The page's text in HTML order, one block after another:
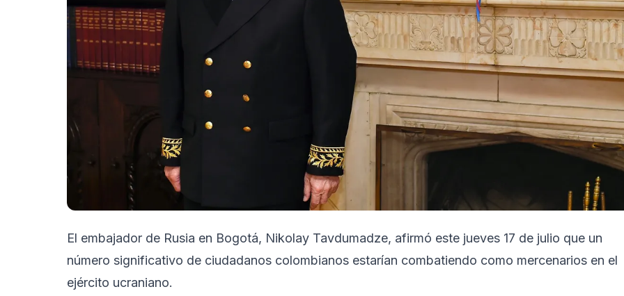
El embajador de Rusia en Bogotá, Nikolay Tavdumadze, afirmó este jueves 17 de julio que un
número significativo de ciudadanos colombianos estarían combatiendo como mercenarios en el
ejército ucraniano.